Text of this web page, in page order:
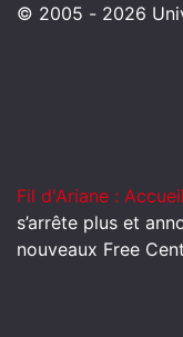
© 2005 - 2026
Fil d'Ariane : Accueil
s’arrête plus et
nouveaux Free